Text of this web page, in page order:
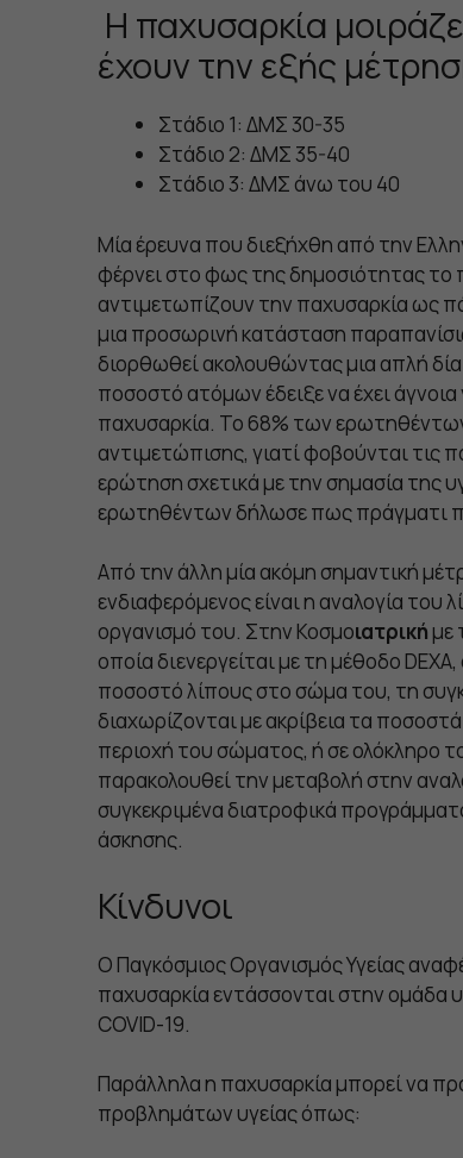
Η παχυσαρκία
έχουν την εξής
Στάδιο 1: ΔΜΣ 30-35
Στάδιο 2: ΔΜΣ 35-40
Στάδιο 3: ΔΜΣ άνω του 40
Μία έρευνα που διεξήχθη από την
φέρνει στο φως της δημοσιότητας το
αντιμετωπίζουν την παχυσαρκία ως
μια προσωρινή κατάσταση
διορθωθεί ακολουθώντας μια απλή
ποσοστό ατόμων έδειξε να έχει
παχυσαρκία. Το 68% των
αντιμετώπισης, γιατί φοβούνται τις
ερώτηση σχετικά με την σημασία της
ερωτηθέντων δήλωσε πως πράγματι
Από την άλλη μία ακόμη σημαντική
ενδιαφερόμενος είναι η αναλογία του
οργανισμό του. Στην Κοσμοιατρική με
οποία διενεργείται με τη μέθοδο
ποσοστό λίπους στο σώμα του, τη
διαχωρίζονται με ακρίβεια τα
περιοχή του σώματος, ή σε ολόκληρο
παρακολουθεί την μεταβολή στην
συγκεκριμένα διατροφικά
άσκησης.
Κίνδυνοι
Ο Παγκόσμιος Οργανισμός Υγείας
παχυσαρκία εντάσσονται στην ομάδα
COVID-19.
Παράλληλα η παχυσαρκία μπορεί να
προβλημάτων υγείας όπως: